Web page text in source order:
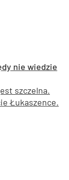
nie wiedzie
szczelna.
Łukaszence.